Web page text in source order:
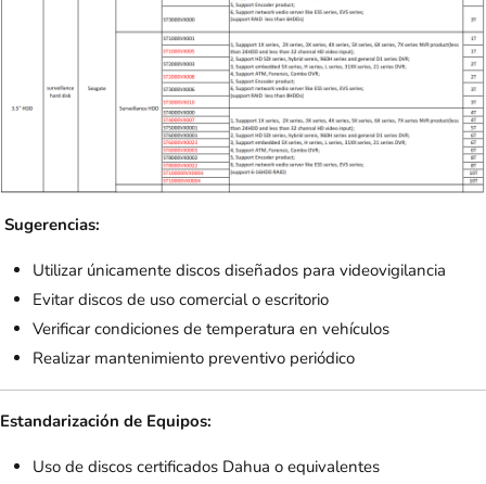
Sugerencias:
Utilizar únicamente discos diseñados para videovigilancia
Evitar discos de uso comercial o escritorio
Verificar condiciones de temperatura en vehículos
Realizar mantenimiento preventivo periódico
Estandarización de Equipos:
Uso de discos certificados Dahua o equivalentes